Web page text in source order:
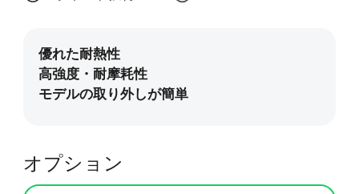
すべて表示
すべて表示
プレート
すべて表示
「Unicorn」- K2
/Creality Hiシリーズ
エクストルーダーモータ
K2 Plus エクストルーダ
光造形アクセサリー
CFS予備部品
オプション